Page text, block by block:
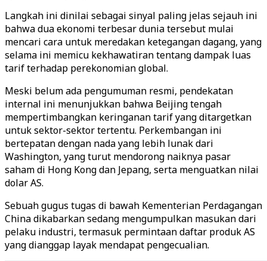
Langkah ini dinilai sebagai sinyal paling jelas sejauh ini
bahwa dua ekonomi terbesar dunia tersebut mulai
mencari cara untuk meredakan ketegangan dagang, yang
selama ini memicu kekhawatiran tentang dampak luas
tarif terhadap perekonomian global.
Meski belum ada pengumuman resmi, pendekatan
internal ini menunjukkan bahwa Beijing tengah
mempertimbangkan keringanan tarif yang ditargetkan
untuk sektor-sektor tertentu. Perkembangan ini
bertepatan dengan nada yang lebih lunak dari
Washington, yang turut mendorong naiknya pasar
saham di Hong Kong dan Jepang, serta menguatkan nilai
dolar AS.
Sebuah gugus tugas di bawah Kementerian Perdagangan
China dikabarkan sedang mengumpulkan masukan dari
pelaku industri, termasuk permintaan daftar produk AS
yang dianggap layak mendapat pengecualian.